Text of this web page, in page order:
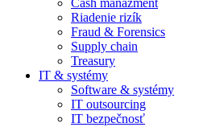
Cash manažment
Riadenie rizík
Fraud & Forensics
Supply chain
Treasury
IT & systémy
Software & systémy
IT outsourcing
IT bezpečnosť